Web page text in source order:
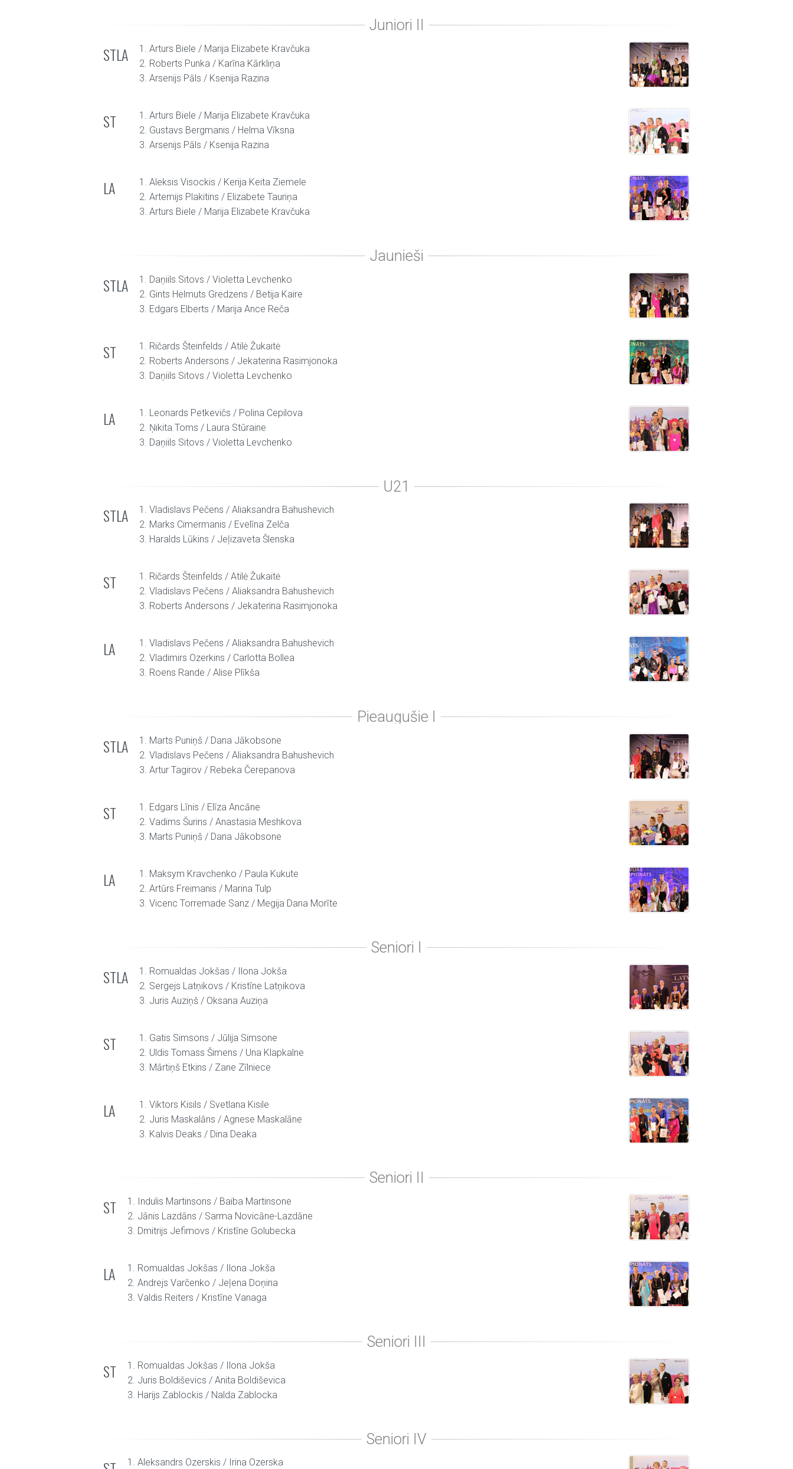
STLA
1. Arturs Biele / Marija Elizabete Kravčuka
2. Roberts Punka / Karīna Kārkliņa
3. Arsenijs Pāls / Ksenija Razina
ST
1. Arturs Biele / Marija Elizabete Kravčuka
2. Gustavs Bergmanis / Helma Vīksna
3. Arsenijs Pāls / Ksenija Razina
LA
1. Aleksis Visockis / Kerija Keita Ziemele
2. Artemijs Plakitins / Elizabete Tauriņa
3. Arturs Biele / Marija Elizabete Kravčuka
STLA
1. Daņiils Sitovs / Violetta Levchenko
2. Gints Helmuts Gredzens / Betija Kaire
3. Edgars Elberts / Marija Ance Reča
ST
1. Ričards Šteinfelds / Atilė Žukaitė
2. Roberts Andersons / Jekaterina Rasimjonoka
3. Daņiils Sitovs / Violetta Levchenko
LA
1. Leonards Petkevičs / Polina Cepilova
2. Ņikita Toms / Laura Stūraine
3. Daņiils Sitovs / Violetta Levchenko
STLA
1. Vladislavs Pečens / Aliaksandra Bahushevich
2. Marks Cimermanis / Evelīna Zelča
3. Haralds Lūkins / Jeļizaveta Šlenska
ST
1. Ričards Šteinfelds / Atilė Žukaitė
2. Vladislavs Pečens / Aliaksandra Bahushevich
3. Roberts Andersons / Jekaterina Rasimjonoka
LA
1. Vladislavs Pečens / Aliaksandra Bahushevich
2. Vladimirs Ozerkins / Carlotta Bollea
3. Roens Rande / Alise Plīkša
STLA
1. Marts Puniņš / Dana Jākobsone
2. Vladislavs Pečens / Aliaksandra Bahushevich
3. Artur Tagirov / Rebeka Čerepanova
ST
1. Edgars Līnis / Elīza Ancāne
2. Vadims Šurins / Anastasia Meshkova
3. Marts Puniņš / Dana Jākobsone
LA
1. Maksym Kravchenko / Paula Kukute
2. Artūrs Freimanis / Marina Tulp
3. Vicenc Torremade Sanz / Megija Dana Morīte
STLA
1. Romualdas Jokšas / Ilona Jokša
2. Sergejs Latņikovs / Kristīne Latņikova
3. Juris Auziņš / Oksana Auziņa
ST
1. Gatis Simsons / Jūlija Simsone
2. Uldis Tomass Šimens / Una Klapkalne
3. Mārtiņš Etkins / Zane Zīlniece
LA
1. Viktors Kisils / Svetlana Kisile
2. Juris Maskalāns / Agnese Maskalāne
3. Kalvis Deaks / Dina Deaka
ST
1. Indulis Martinsons / Baiba Martinsone
2. Jānis Lazdāns / Sarma Novicāne-Lazdāne
3. Dmitrijs Jefimovs / Kristīne Golubecka
LA
1. Romualdas Jokšas / Ilona Jokša
2. Andrejs Varčenko / Jeļena Doņina
3. Valdis Reiters / Kristīne Vanaga
ST
1. Romualdas Jokšas / Ilona Jokša
2. Juris Boldiševics / Anita Boldiševica
3. Harijs Zablockis / Nalda Zablocka
1. Aleksandrs Ozerskis / Irina Ozerska